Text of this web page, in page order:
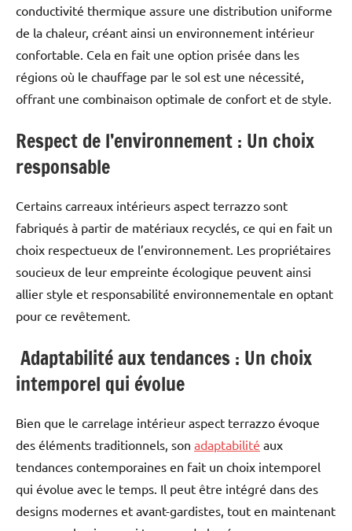
conductivité thermique assure une distribution uniforme
de la chaleur, créant ainsi un environnement intérieur
confortable. Cela en fait une option prisée dans les
régions où le chauffage par le sol est une nécessité,
offrant une combinaison optimale de confort et de style.
Respect de l’environnement : Un choix
responsable
Certains carreaux intérieurs aspect terrazzo sont
fabriqués à partir de matériaux recyclés, ce qui en fait un
choix respectueux de l’environnement. Les propriétaires
soucieux de leur empreinte écologique peuvent ainsi
allier style et responsabilité environnementale en optant
pour ce revêtement.
Adaptabilité aux tendances : Un choix
intemporel qui évolue
Bien que le carrelage intérieur aspect terrazzo évoque
des éléments traditionnels, son adaptabilité aux
tendances contemporaines en fait un choix intemporel
qui évolue avec le temps. Il peut être intégré dans des
designs modernes et avant-gardistes, tout en maintenant